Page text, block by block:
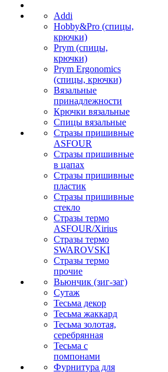
Addi
Hobby&Pro (спицы,
крючки)
Prym (спицы,
крючки)
Prym Ergonomics
(спицы, крючки)
Вязальные
принадлежности
Крючки вязальные
Спицы вязальные
Стразы пришивные
ASFOUR
Стразы пришивные
в цапах
Стразы пришивные
пластик
Стразы пришивные
стекло
Стразы термо
ASFOUR/Xirius
Стразы термо
SWAROVSKI
Стразы термо
прочие
Вьюнчик (зиг-заг)
Сутаж
Тесьма декор
Тесьма жаккард
Тесьма золотая,
серебрянная
Тесьма с
помпонами
Фурнитура для